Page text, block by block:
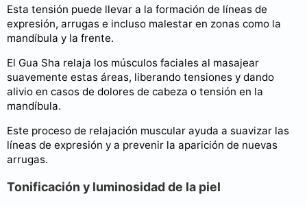
Esta tensión puede llevar a la formación de líneas de
expresión, arrugas e incluso malestar en zonas como la
mandíbula y la frente.
El Gua Sha relaja los músculos faciales al masajear
suavemente estas áreas, liberando tensiones y dando
alivio en casos de dolores de cabeza o tensión en la
mandíbula.
Este proceso de relajación muscular ayuda a suavizar las
líneas de expresión y a prevenir la aparición de nuevas
arrugas.
Tonificación y luminosidad de la piel